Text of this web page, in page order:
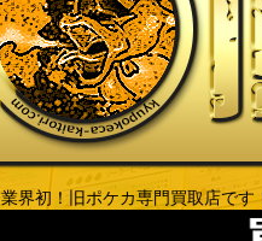
業界初！旧ポケカ専門買取店で